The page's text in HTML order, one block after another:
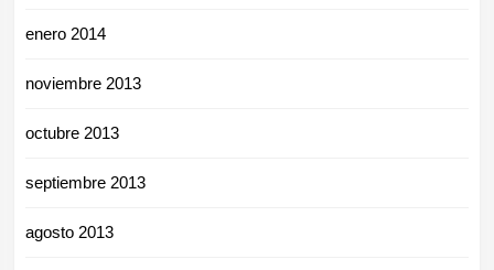
enero 2014
noviembre 2013
octubre 2013
septiembre 2013
agosto 2013